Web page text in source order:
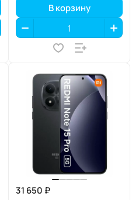
В корзину
31 650 ₽